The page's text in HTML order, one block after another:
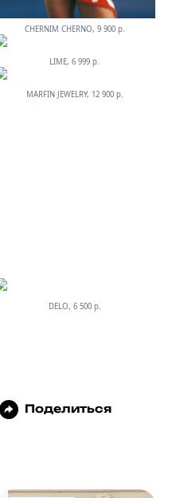
CHERNIM CHERNO, 9 900 р.
LIME, 6 999 р.
MARFIN JEWELRY, 12 900 р.
DELO, 6 500 р.
Поделиться